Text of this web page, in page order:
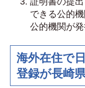
できる公的
公的機関が発
海外在住で
登録が長崎